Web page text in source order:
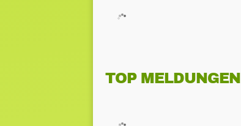
TOP MELDUNGEN